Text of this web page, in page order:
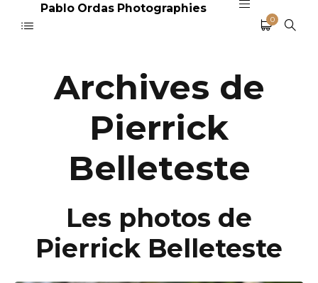
Pablo Ordas Photographies
0
Archives de
Pierrick
Belleteste
Les photos de
Pierrick Belleteste